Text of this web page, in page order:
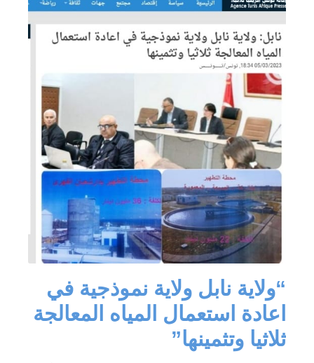
“ولاية نابل ولاية نموذجية في
اعادة استعمال المياه المعالجة
ثلاثيا وتثمينها”